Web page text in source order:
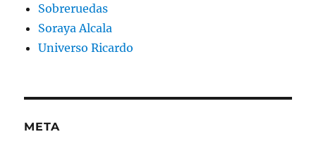
Sobreruedas
Soraya Alcala
Universo Ricardo
META